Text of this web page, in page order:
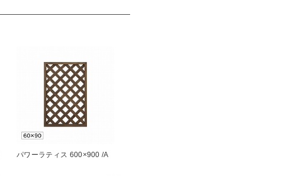
パワーラティス 600×900 /A